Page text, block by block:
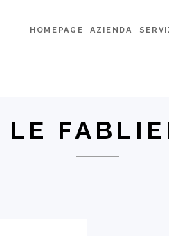
HOMEPAGE AZIENDA
LE